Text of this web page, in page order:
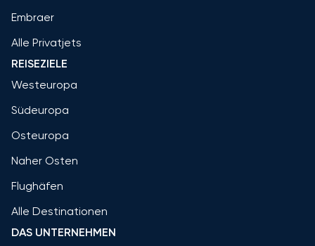
Embraer
Alle Privatjets
REISEZIELE
Westeuropa
Südeuropa
Osteuropa
Naher Osten
Flughäfen
Alle Destinationen
DAS UNTERNEHMEN